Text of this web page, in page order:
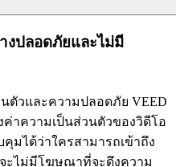
ปลอดภัยและไม่มี
ตัวและความปลอดภัย VEED
ความเป็นส่วนตัวของวิดีโอ
มได้ว่าใครสามารถเข้าถึง
ะไม่มีโฆษณาที่จะดึงความ